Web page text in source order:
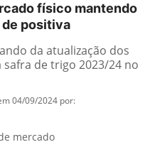
físico mantendo
de positiva
da atualização dos
de trigo 2023/24 no
04/09/2024 por:
mercado